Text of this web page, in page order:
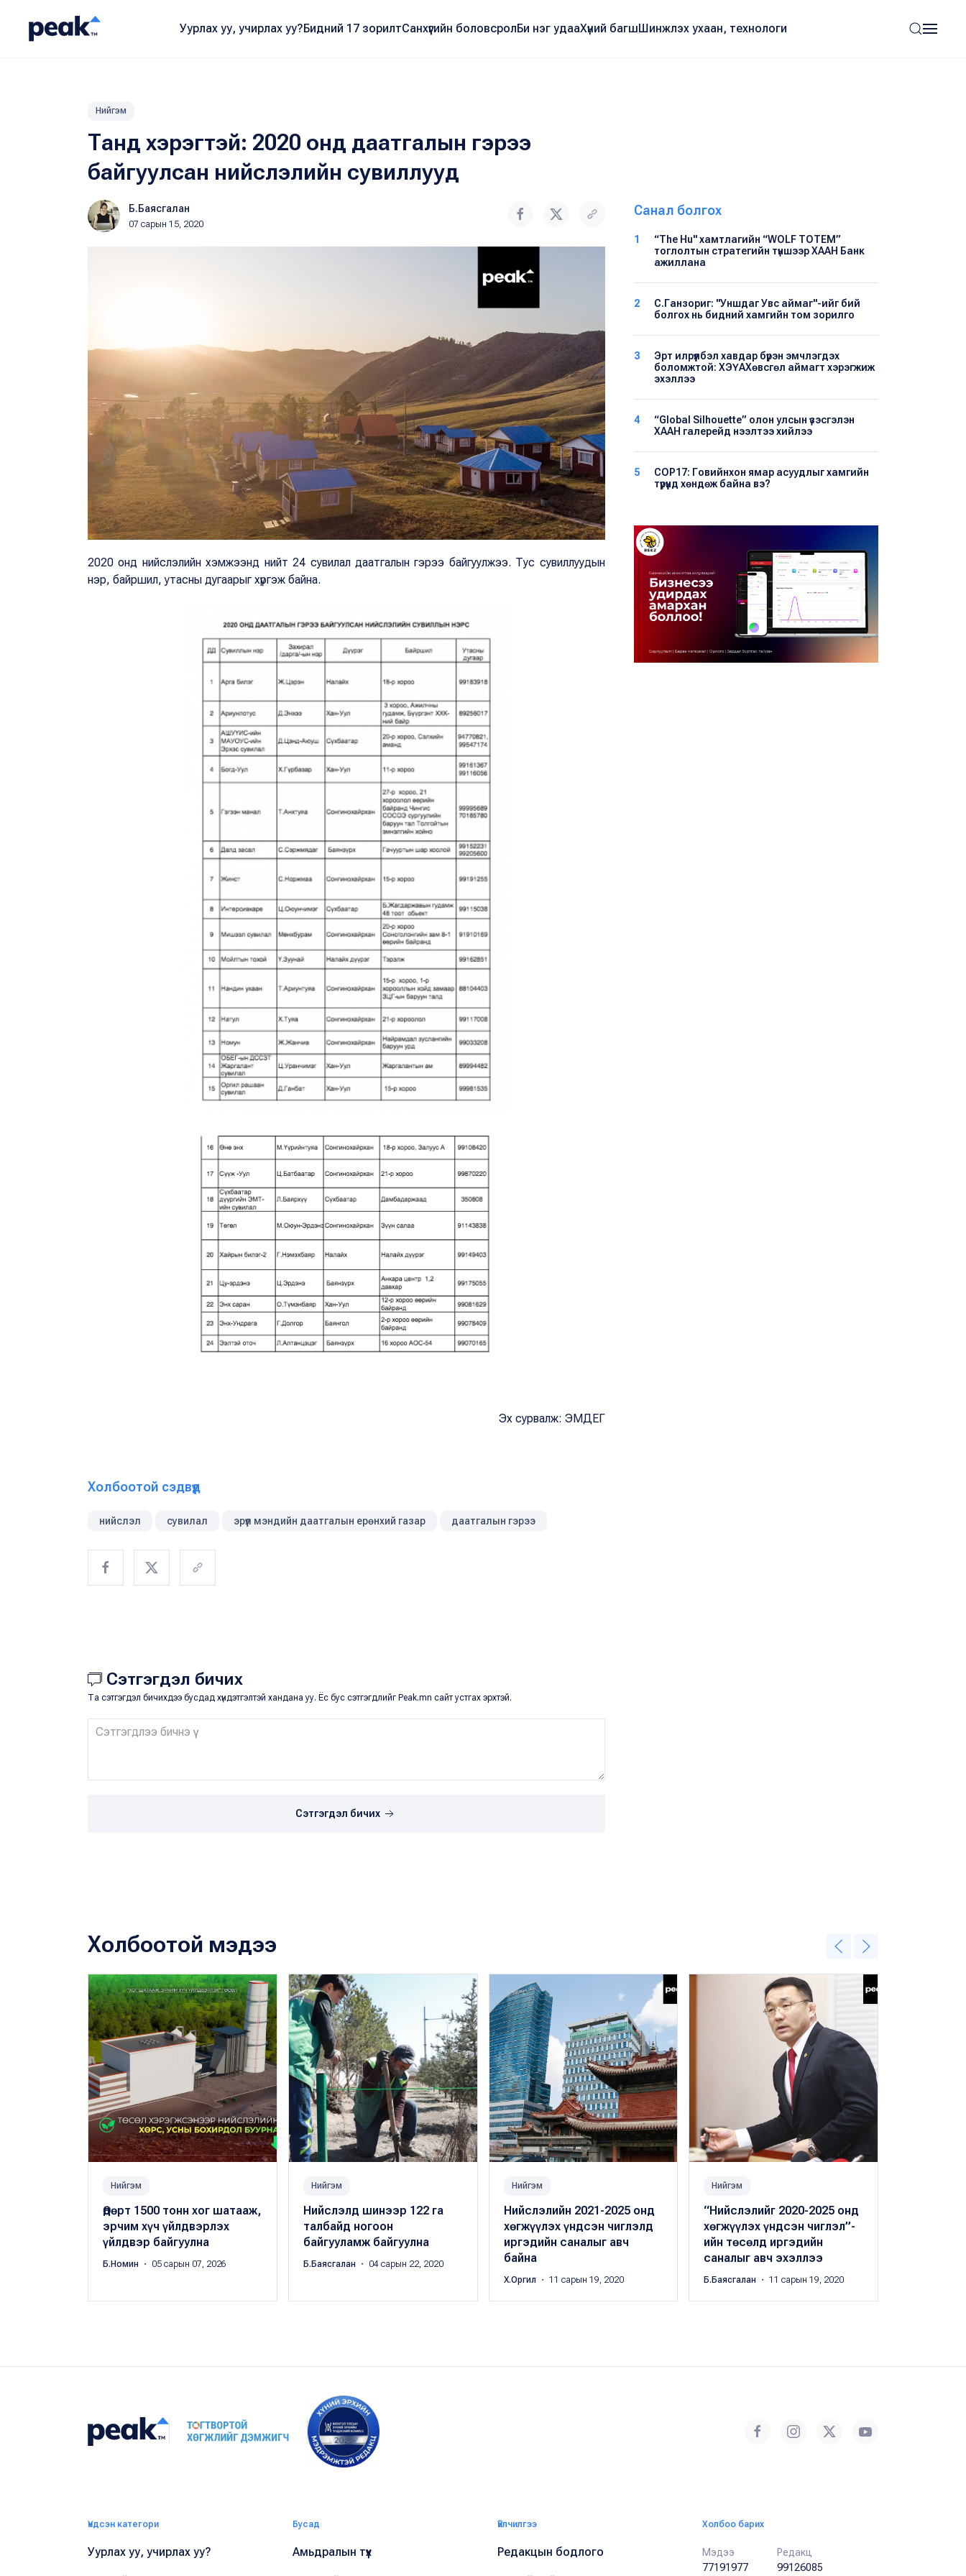
Уурлах уу, учирлах уу?Бидний 17 зорилтСанхүүгийн боловсролБи нэг удааХүний багшШинжлэх ухаан, технологи
Нийгэм
Танд хэрэгтэй: 2020 онд даатгалын гэрээ
байгуулсан нийслэлийн сувиллууд
Б.Баясгалан
07 сарын 15, 2020
2020 онд нийслэлийн хэмжээнд нийт 24 сувилал даатгалын гэрээ байгуулжээ. Тус сувиллуудын
нэр, байршил, утасны дугаарыг хүргэж байна.
Эх сурвалж: ЭМДЕГ
Холбоотой сэдвүүд
нийслэл сувилал эрүүл мэндийн даатгалын ерөнхий газар даатгалын гэрээ
Сэтгэгдэл бичих
Та сэтгэгдэл бичихдээ бусдад хүндэтгэлтэй хандана уу. Ёс бус сэтгэгдлийг Peak.mn сайт устгах эрхтэй.
Сэтгэгдэл бичих
Санал болгох
1
“The Hu" хамтлагийн “WOLF TOTEM”
тоглолтын стратегийн түншээр ХААН Банк
ажиллана
2
С.Ганзориг: "Уншдаг Увс аймаг"-ийг бий
болгох нь бидний хамгийн том зорилго
3
Эрт илрүүлбэл хавдар бүрэн эмчлэгдэх
боломжтой: ХЭҮА​Хөвсгөл аймагт хэрэгжиж
эхэллээ
4
“Global Silhouette” олон улсын үзэсгэлэн
ХААН галерейд нээлтээ хийлээ
5
COP17: Говийнхон ямар асуудлыг хамгийн
түрүүнд хөндөж байна вэ?
Холбоотой мэдээ
Нийгэм
Өдөрт 1500 тонн хог шатааж,
эрчим хүч үйлдвэрлэх
үйлдвэр байгуулна
Б.Номин ・ 05 сарын 07, 2026
Нийгэм
Нийслэлд шинээр 122 га
талбайд ногоон
байгууламж байгуулна
Б.Баясгалан ・ 04 сарын 22, 2020
Нийгэм
Нийслэлийн 2021-2025 онд
хөгжүүлэх үндсэн чиглэлд
иргэдийн саналыг авч
байна
Х.Оргил ・ 11 сарын 19, 2020
Нийгэм
“Нийслэлийг 2020-2025 онд
хөгжүүлэх үндсэн чиглэл”-
ийн төсөлд иргэдийн
саналыг авч эхэллээ
Б.Баясгалан ・ 11 сарын 19, 2020
Үндсэн категори
Уурлах уу, учирлах уу?
Бусад
Амьдралын түүх
Үйлчилгээ
Редакцын бодлого
Холбоо барих
Мэдээ
77191977
Редакц
99126085